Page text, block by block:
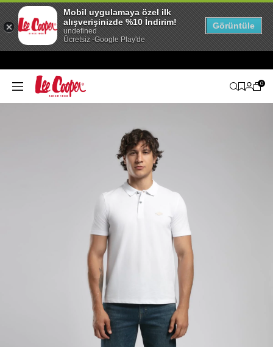
0
Mobil uygulamaya özel ilk
alışverişinizde %10 İndirim!
undefined
Ücretsiz -Google Play'de
Görüntüle